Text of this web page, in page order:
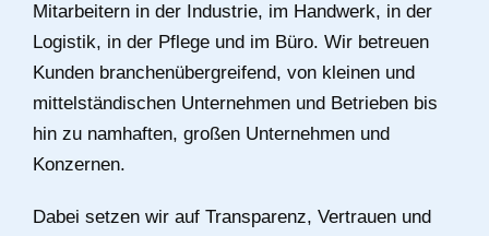
Mitarbeitern in der Industrie, im Handwerk, in der
Logistik, in der Pflege und im Büro. Wir betreuen
Kunden branchenübergreifend, von kleinen und
mittelständischen Unternehmen und Betrieben bis
hin zu namhaften, großen Unternehmen und
Konzernen.
Dabei setzen wir auf Transparenz, Vertrauen und